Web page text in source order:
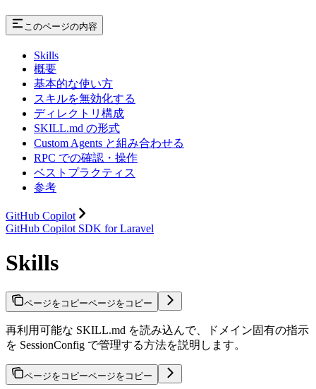
このページの内容
Skills
概要
基本的な使い方
スキルを無効化する
ディレクトリ構成
SKILL.md の形式
Custom Agents と組み合わせる
RPC での確認・操作
ベストプラクティス
参考
GitHub Copilot
GitHub Copilot SDK for Laravel
Skills
ページをコピーページをコピー
再利用可能な SKILL.md を読み込んで、ドメイン固有の指示
を SessionConfig で管理する方法を説明します。
ページをコピーページをコピー